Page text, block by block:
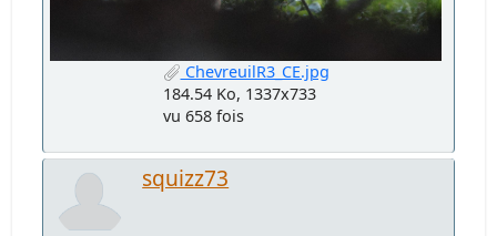
ChevreuilR3_CE.jpg
184.54 Ko, 1337x733
vu 658 fois
squizz73